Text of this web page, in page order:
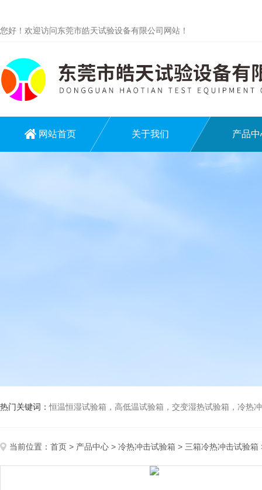
您好！欢迎访问东莞市皓天试验设备有限公司网站！
网站首页 关于我们 产品中
热门关键词：恒温恒湿试验箱，高低温试验箱，交变湿热试验箱，冷热冲击试验
当前位置： 首页 > 产品中心 > 冷热冲击试验箱 > 三箱冷热冲击试验箱